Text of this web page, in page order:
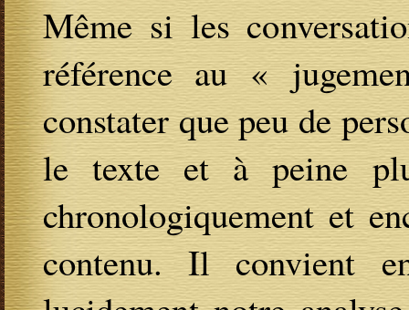
Même si les
référence au «
constater que peu de
le texte et à peine
chronologiquement et
contenu. Il convient